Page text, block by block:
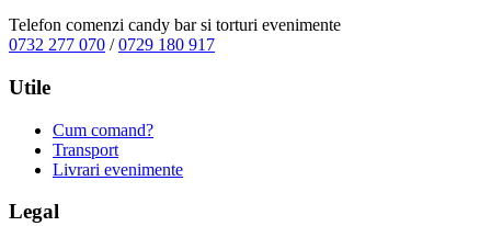
Telefon comenzi candy bar si torturi evenimente
0732 277 070 /0729 180 917
Utile
Cum comand?
Transport
Livrari evenimente
Legal